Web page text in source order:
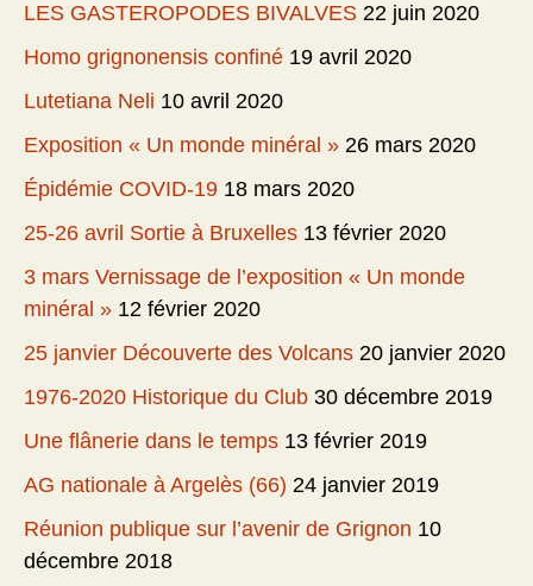
LES GASTEROPODES BIVALVES 22 juin 2020
Homo grignonensis confiné 19 avril 2020
Lutetiana Neli 10 avril 2020
Exposition « Un monde minéral » 26 mars 2020
Épidémie COVID-19 18 mars 2020
25-26 avril Sortie à Bruxelles 13 février 2020
3 mars Vernissage de l’exposition « Un monde
minéral » 12 février 2020
25 janvier Découverte des Volcans 20 janvier 2020
1976-2020 Historique du Club 30 décembre 2019
Une flânerie dans le temps 13 février 2019
AG nationale à Argelès (66) 24 janvier 2019
Réunion publique sur l’avenir de Grignon 10
décembre 2018